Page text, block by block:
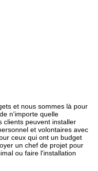
et nous sommes là pour
n'importe quelle
clients peuvent installer
et volontaires avec
ceux qui ont un budget
un chef de projet pour
ou faire l'installation